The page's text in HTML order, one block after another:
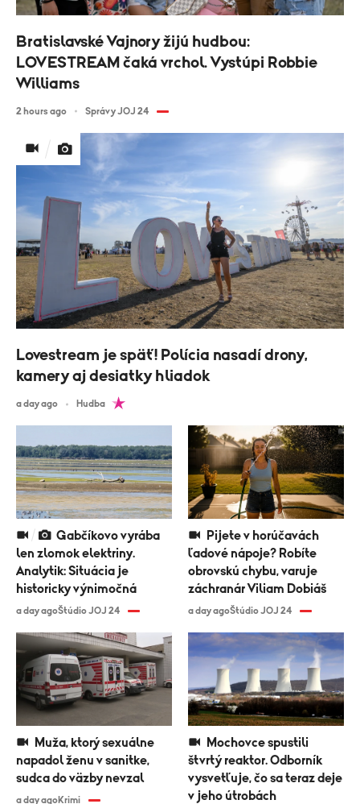
Bratislavské Vajnory žijú hudbou:
LOVESTREAM čaká vrchol. Vystúpi Robbie
Williams
2 hours ago Správy JOJ 24
Lovestream je späť! Polícia nasadí drony,
kamery aj desiatky hliadok
a day ago Hudba
len zlomok elektriny.
Analytik: Situácia je
historicky výnimočná
a day agoŠtúdio JOJ 24
ľadové nápoje? Robíte
obrovskú chybu, varuje
záchranár Viliam Dobiáš
a day agoŠtúdio JOJ 24
napadol ženu v sanitke,
sudca do väzby nevzal
a day agoKrimi
štvrtý reaktor. Odborník
vysvetľuje, čo sa teraz deje
v jeho útrobách